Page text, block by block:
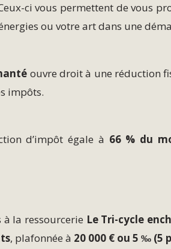
ci vous permettent de vous
ou votre art dans une
ouvre droit à une réduction
impôts.
d’impôt égale à 66 % du
à la ressourcerie Le Tri-cycle
, plafonnée à 20 000 € ou 5 ‰ (5